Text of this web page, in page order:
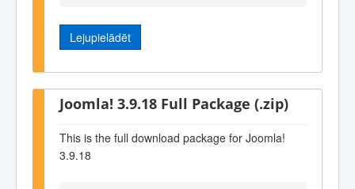
Lejupielādēt
Joomla! 3.9.18 Full Package (.zip)
This is the full download package for Joomla!
3.9.18